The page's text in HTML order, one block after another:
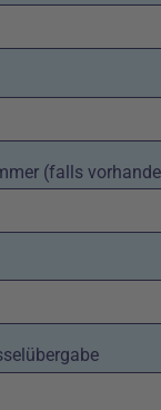
(falls